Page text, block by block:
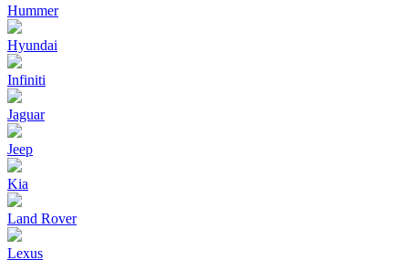
Hummer
Hyundai
Infiniti
Jaguar
Jeep
Kia
Land Rover
Lexus